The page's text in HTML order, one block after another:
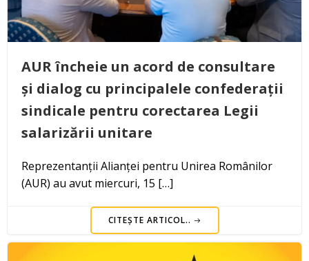
AUR încheie un acord de consultare
și dialog cu principalele confederații
sindicale pentru corectarea Legii
salarizării unitare
Reprezentanții Alianței pentru Unirea Românilor
(AUR) au avut miercuri, 15 […]
CITEȘTE ARTICOL..